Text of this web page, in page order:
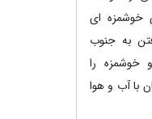
خوشمزه ای
به جنوب
خوشمزه را
با آب و هوا